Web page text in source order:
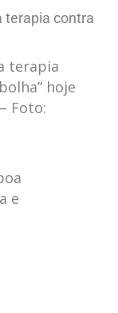
terapia
hoje
Foto:
e